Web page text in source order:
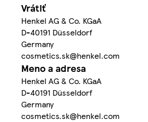
Vrátiť
Henkel AG & Co. KGaA
D-40191 Düsseldorf
Germany
cosmetics.sk@henkel.com
Meno a adresa
Henkel AG & Co. KGaA
D-40191 Düsseldorf
Germany
cosmetics.sk@henkel.com